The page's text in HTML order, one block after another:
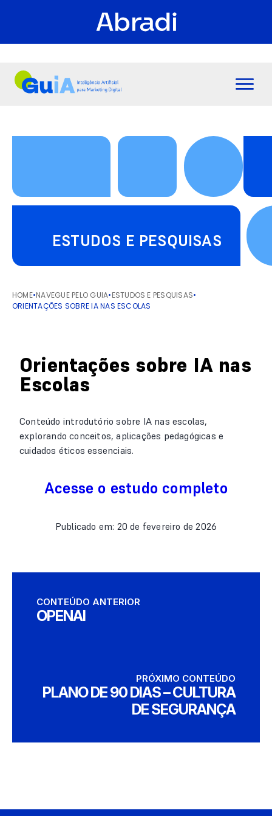
ESTUDOS E PESQUISAS
HOME•NAVEGUE PELO GUIA•ESTUDOS E PESQUISAS•
ORIENTAÇÕES SOBRE IA NAS ESCOLAS
Orientações sobre IA nas
Escolas
Conteúdo introdutório sobre IA nas escolas,
explorando conceitos, aplicações pedagógicas e
cuidados éticos essenciais.
Acesse o estudo completo
Publicado em: 20 de fevereiro de 2026
CONTEÚDO ANTERIOR
OPENAI
PRÓXIMO CONTEÚDO
PLANO DE 90 DIAS – CULTURA
DE SEGURANÇA